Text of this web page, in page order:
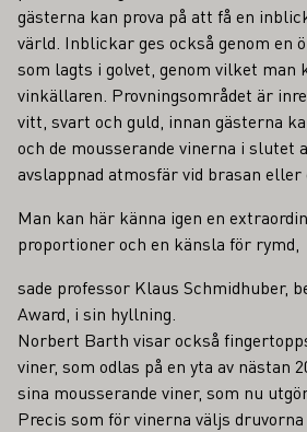
gästerna kan prova på att få en
värld. Inblickar ges också genom en
som lagts i golvet, genom vilket man
vinkällaren. Provningsområdet är
vitt, svart och guld, innan gästerna
och de mousserande vinerna i slutet
avslappnad atmosfär vid brasan eller
Man kan här känna igen en
proportioner och en känsla för rymd,
sade professor Klaus Schmidhuber,
Award, i sin hyllning.
Norbert Barth visar också
viner, som odlas på en yta av nästan
sina mousserande viner, som nu
Precis som för vinerna väljs